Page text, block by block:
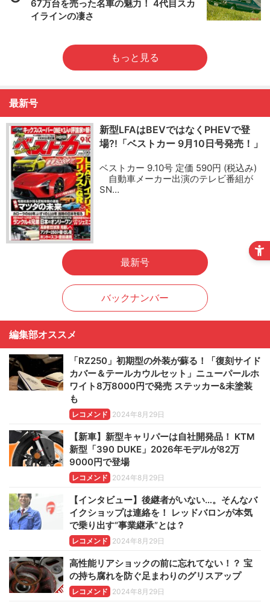
67万台を売った名車の魅力！ 4代目スカ
イラインの凄さ
もっと見る
最新号
新型LFAはBEVではなくPHEVで登
場?!「ベストカー 9月10日号発売！」
ベストカー 9.10号 定価 590円 (税込み)
自動車メーカー出演のテレビ番組が
SN…
最新号
バックナンバー
編集部オススメ
「RZ250」初期型の外装が蘇る！「復刻サイド
カバー＆テールカウルセット」ニューパールホ
ワイト8万8000円で発売 ステッカー&未塗装
も
レコメンド 2024年8月29日
【新車】新型キャリパーは自社開発品！ KTM
新型「390 DUKE」2026年モデルが82万
9000円で登場
レコメンド 2024年8月29日
【インタビュー】後継者がいない…。そんなバ
イクショップは連絡を！ レッドバロンが本気
で乗り出す“事業継承”とは？
レコメンド 2024年8月29日
高性能リアショックの前に忘れてない！？ 宝
の持ち腐れを防ぐ足まわりのグリスアップ
レコメンド 2024年8月29日